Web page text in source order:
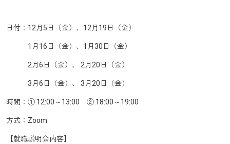
日付：12月5日（金）、12月19日（金）
1月16日（金）、1月30日（金）
2月6日（金）、 2月20日（金）
3月6日（金）、 3月20日（金）
時間：① 12:00～13:00 ② 18:00～19:00
方式：Zoom
【就職説明会内容】